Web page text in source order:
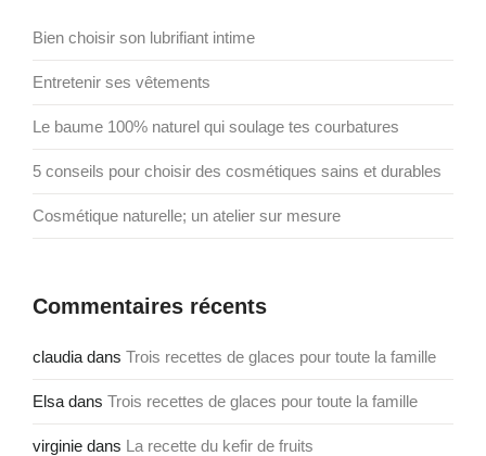
Bien choisir son lubrifiant intime
Entretenir ses vêtements
Le baume 100% naturel qui soulage tes courbatures
5 conseils pour choisir des cosmétiques sains et durables
Cosmétique naturelle; un atelier sur mesure
Commentaires récents
claudia dans Trois recettes de glaces pour toute la famille
Elsa dans Trois recettes de glaces pour toute la famille
virginie dans La recette du kefir de fruits